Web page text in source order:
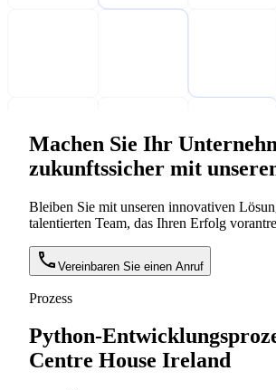
Machen Sie Ihr
zukunftssicher mit
Bleiben Sie mit unseren innovativen
talentierten Team, das Ihren Erfolg
Vereinbaren Sie einen Anruf
Prozess
Python-
Centre House Ireland